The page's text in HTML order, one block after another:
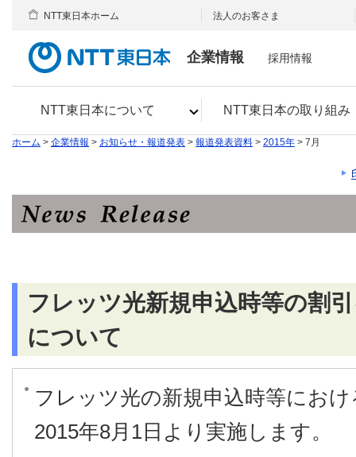
企業情報
NTT東日本について NTT東日本の取り組み
NTT東日本ホーム 法人のお客さま
採用情報
ホーム > 企業情報 > お知らせ・報道発表 > 報道発表資料 > 2015年 > 7月
フレッツ光新規申込時等の割
について
フレッツ光の新規申込時等にお
2015年8月1日より実施します。